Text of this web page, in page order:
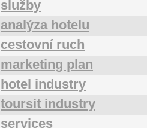
služby
analýza hotelu
cestovní ruch
marketing plan
hotel industry
toursit industry
services